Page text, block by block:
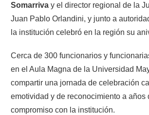
Somarriva y el director regional de la
Juan Pablo Orlandini, y junto a
la institución celebró en la región su
Cerca de 300 funcionarios y
en el Aula Magna de la Universidad
compartir una jornada de celebración
emotividad y de reconocimiento a años
compromiso con la institución.